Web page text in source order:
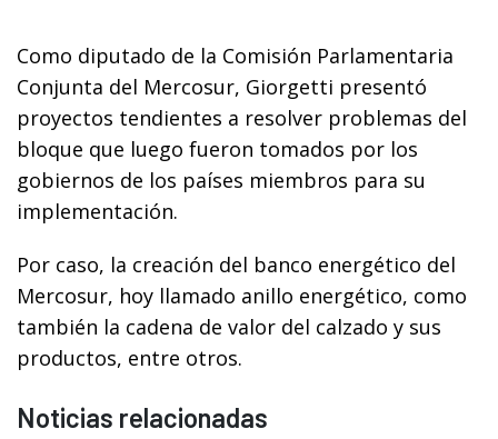
Como diputado de la Comisión Parlamentaria
Conjunta del Mercosur, Giorgetti presentó
proyectos tendientes a resolver problemas del
bloque que luego fueron tomados por los
gobiernos de los países miembros para su
implementación.
Por caso, la creación del banco energético del
Mercosur, hoy llamado anillo energético, como
también la cadena de valor del calzado y sus
productos, entre otros.
Noticias relacionadas